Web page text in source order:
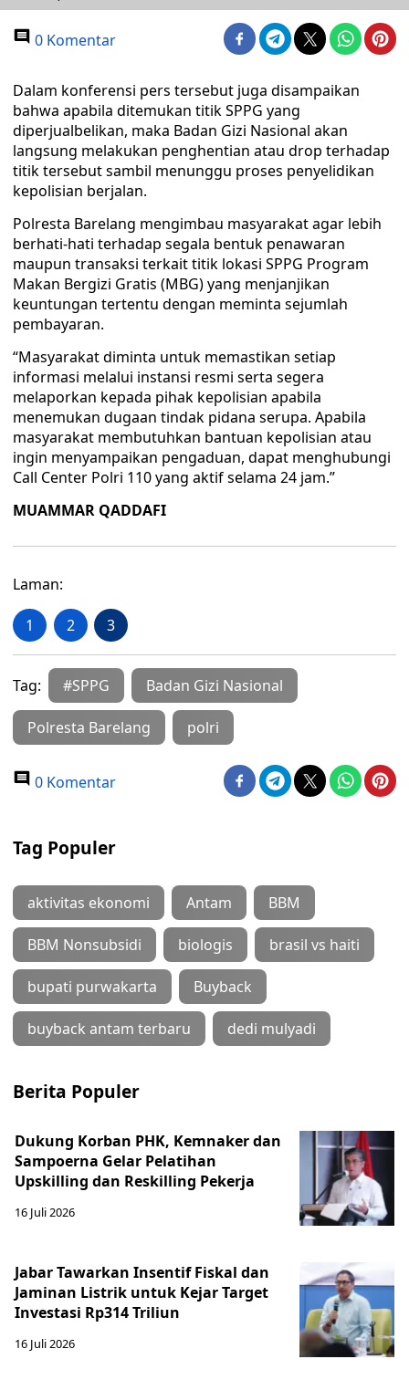
0 Komentar
Dalam konferensi pers tersebut juga disampaikan
bahwa apabila ditemukan titik SPPG yang
diperjualbelikan, maka Badan Gizi Nasional akan
langsung melakukan penghentian atau drop terhadap
titik tersebut sambil menunggu proses penyelidikan
kepolisian berjalan.
Polresta Barelang mengimbau masyarakat agar lebih
berhati-hati terhadap segala bentuk penawaran
maupun transaksi terkait titik lokasi SPPG Program
Makan Bergizi Gratis (MBG) yang menjanjikan
keuntungan tertentu dengan meminta sejumlah
pembayaran.
“Masyarakat diminta untuk memastikan setiap
informasi melalui instansi resmi serta segera
melaporkan kepada pihak kepolisian apabila
menemukan dugaan tindak pidana serupa. Apabila
masyarakat membutuhkan bantuan kepolisian atau
ingin menyampaikan pengaduan, dapat menghubungi
Call Center Polri 110 yang aktif selama 24 jam.”
MUAMMAR QADDAFI
Laman:
1 2 3
Tag: #SPPG Badan Gizi Nasional
Polresta Barelang polri
0 Komentar
Tag Populer
aktivitas ekonomi Antam BBM
BBM Nonsubsidi biologis brasil vs haiti
bupati purwakarta Buyback
buyback antam terbaru dedi mulyadi
Berita Populer
Dukung Korban PHK, Kemnaker dan
Sampoerna Gelar Pelatihan
Upskilling dan Reskilling Pekerja
16 Juli 2026
Jabar Tawarkan Insentif Fiskal dan
Jaminan Listrik untuk Kejar Target
Investasi Rp314 Triliun
16 Juli 2026